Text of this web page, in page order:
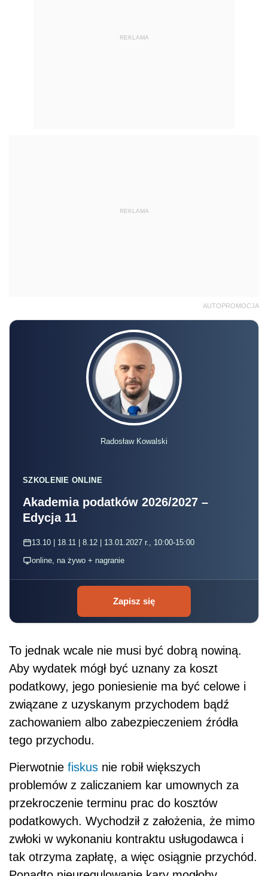
REKLAMA
REKLAMA
AUTOPROMOCJA
Radosław Kowalski
SZKOLENIE ONLINE
Akademia podatków 2026/2027 –
Edycja 11
13.10 | 18.11 | 8.12 | 13.01.2027 r., 10:00-15:00
online, na żywo + nagranie
Zapisz się
To jednak wcale nie musi być dobrą nowiną.
Aby wydatek mógł być uznany za koszt
podatkowy, jego poniesienie ma być celowe i
związane z uzyskanym przychodem bądź
zachowaniem albo zabezpieczeniem źródła
tego przychodu.
Pierwotnie fiskus nie robił większych
problemów z zaliczaniem kar umownych za
przekroczenie terminu prac do kosztów
podatkowych. Wychodził z założenia, że mimo
zwłoki w wykonaniu kontraktu usługodawca i
tak otrzyma zapłatę, a więc osiągnie przychód.